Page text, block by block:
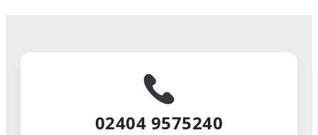
02404 9575240